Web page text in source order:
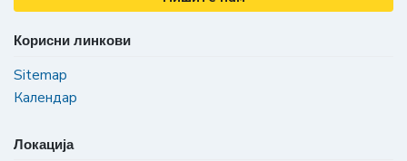
Корисни линкови
Sitemap
Календар
Локација